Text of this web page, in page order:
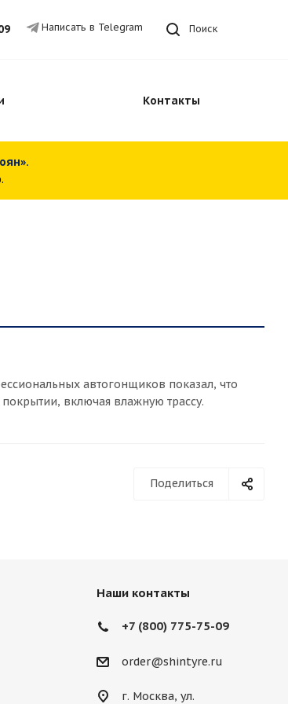
Поиск
Написать в Telegram
Контакты
автогонщиков показал, что
включая влажную трассу.
Поделиться
Наши контакты
+7 (800) 775-75-09
order@shintyre.ru
г. Москва, ул.